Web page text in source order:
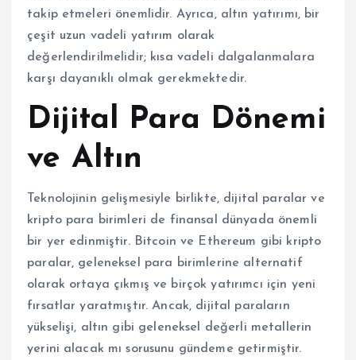
takip etmeleri önemlidir. Ayrıca, altın yatırımı, bir
çeşit uzun vadeli yatırım olarak
değerlendirilmelidir; kısa vadeli dalgalanmalara
karşı dayanıklı olmak gerekmektedir.
Dijital Para Dönemi
ve Altın
Teknolojinin gelişmesiyle birlikte, dijital paralar ve
kripto para birimleri de finansal dünyada önemli
bir yer edinmiştir. Bitcoin ve Ethereum gibi kripto
paralar, geleneksel para birimlerine alternatif
olarak ortaya çıkmış ve birçok yatırımcı için yeni
fırsatlar yaratmıştır. Ancak, dijital paraların
yükselişi, altın gibi geleneksel değerli metallerin
yerini alacak mı sorusunu gündeme getirmiştir.